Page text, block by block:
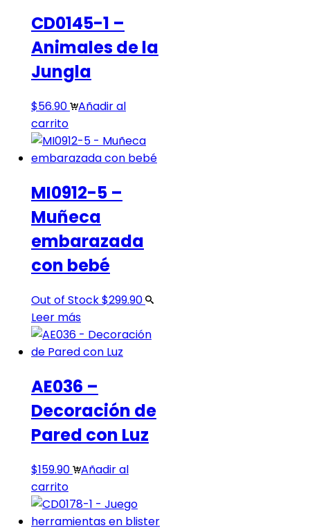
CD0145-1 –
Animales de la
Jungla
$56.90
Añadir al
carrito
MI0912-5 –
Muñeca
embarazada
con bebé
Out of Stock$299.90
Leer más
AE036 –
Decoración de
Pared con Luz
$159.90
Añadir al
carrito